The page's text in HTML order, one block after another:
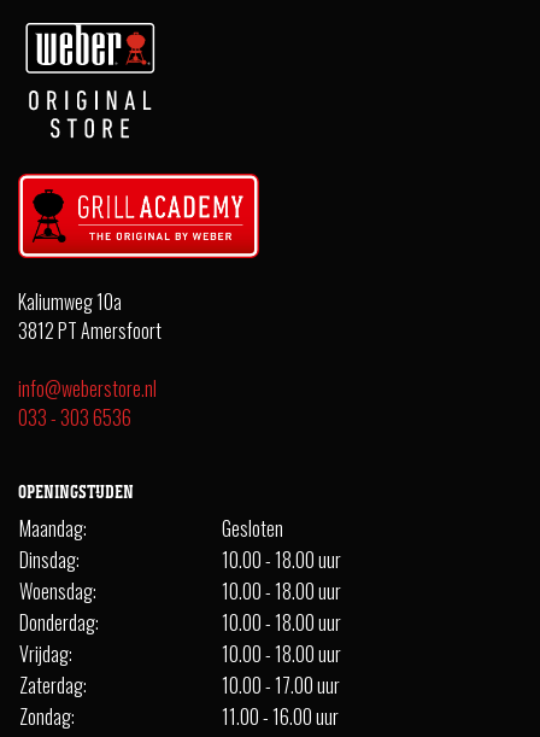
Kaliumweg 10a
3812 PT Amersfoort
info@weberstore.nl
033 - 303 6536
OPENINGSTIJDEN
Maandag:
Gesloten
Dinsdag:
10.00 - 18.00 uur
Woensdag:
10.00 - 18.00 uur
Donderdag:
10.00 - 18.00 uur
Vrijdag:
10.00 - 18.00 uur
Zaterdag:
10.00 - 17.00 uur
Zondag:
11.00 - 16.00 uur